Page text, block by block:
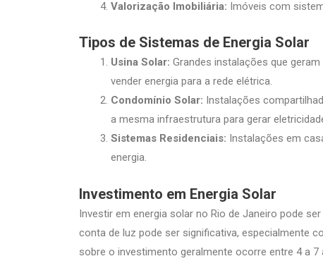
Valorização Imobiliária: Imóveis com
Tipos de Sistemas de Energia Solar
Usina Solar: Grandes instalações que
vender energia para a rede elétrica.
Condomínio Solar: Instalações
a mesma infraestrutura para gerar
Sistemas Residenciais: Instalações em
energia.
Investimento em Energia Solar
Investir em energia solar no Rio de Janeiro pode
conta de luz pode ser significativa, especialmente
sobre o investimento geralmente ocorre entre 4 a